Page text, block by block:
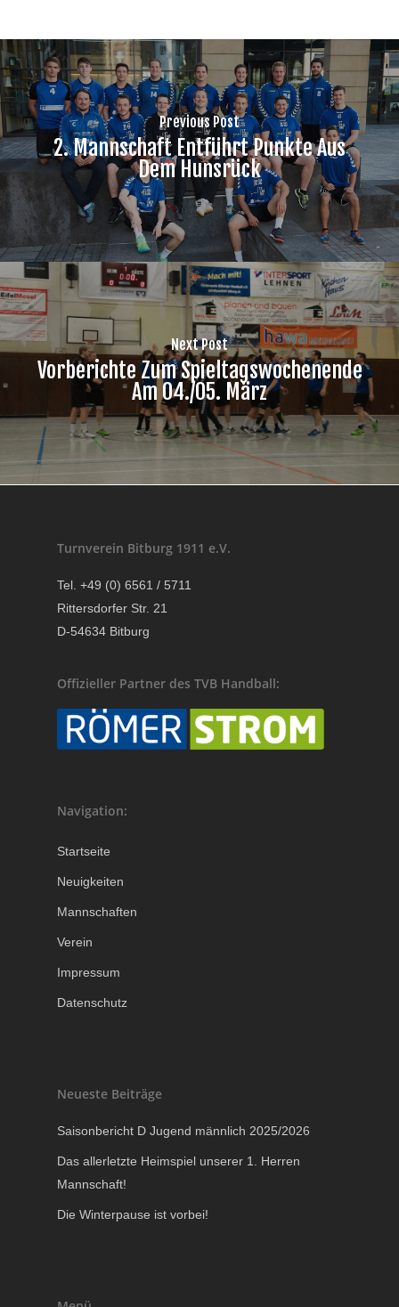
Previous Post
2. Mannschaft Entführt Punkte Aus
Dem Hunsrück
Next Post
Vorberichte Zum Spieltagswochenende
Am 04./05. März
Turnverein Bitburg 1911 e.V.
Tel. +49 (0) 6561 / 5711
Rittersdorfer Str. 21
D-54634 Bitburg
Offizieller Partner des TVB Handball:
Navigation:
Startseite
Neuigkeiten
Mannschaften
Verein
Impressum
Datenschutz
Neueste Beiträge
Saisonbericht D Jugend männlich 2025/2026
Das allerletzte Heimspiel unserer 1. Herren
Mannschaft!
Die Winterpause ist vorbei!